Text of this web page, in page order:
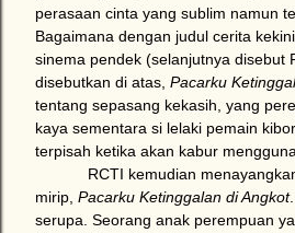
perasaan cinta yang sublim namun
Bagaimana dengan judul cerita
sinema pendek (selanjutnya disebut
disebutkan di atas, Pacarku
tentang sepasang kekasih, yang
kaya sementara si lelaki pemain
terpisah ketika akan kabur
RCTI kemudian
mirip, Pacarku Ketinggalan di Angkot
serupa. Seorang anak perempuan